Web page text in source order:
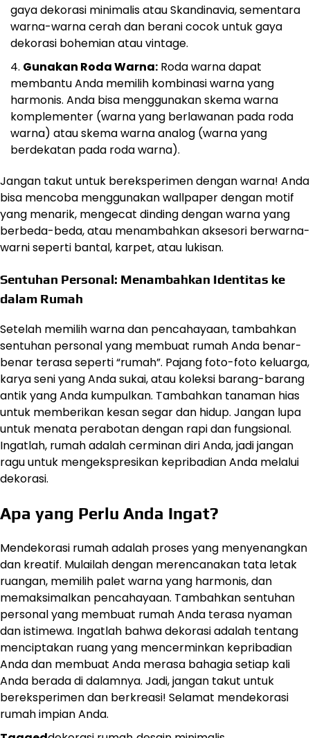
gaya dekorasi minimalis atau Skandinavia, sementara
warna-warna cerah dan berani cocok untuk gaya
dekorasi bohemian atau vintage.
Gunakan Roda Warna: Roda warna dapat
membantu Anda memilih kombinasi warna yang
harmonis. Anda bisa menggunakan skema warna
komplementer (warna yang berlawanan pada roda
warna) atau skema warna analog (warna yang
berdekatan pada roda warna).
Jangan takut untuk bereksperimen dengan warna! Anda
bisa mencoba menggunakan wallpaper dengan motif
yang menarik, mengecat dinding dengan warna yang
berbeda-beda, atau menambahkan aksesori berwarna-
warni seperti bantal, karpet, atau lukisan.
Sentuhan Personal: Menambahkan Identitas ke
dalam Rumah
Setelah memilih warna dan pencahayaan, tambahkan
sentuhan personal yang membuat rumah Anda benar-
benar terasa seperti “rumah”. Pajang foto-foto keluarga,
karya seni yang Anda sukai, atau koleksi barang-barang
antik yang Anda kumpulkan. Tambahkan tanaman hias
untuk memberikan kesan segar dan hidup. Jangan lupa
untuk menata perabotan dengan rapi dan fungsional.
Ingatlah, rumah adalah cerminan diri Anda, jadi jangan
ragu untuk mengekspresikan kepribadian Anda melalui
dekorasi.
Apa yang Perlu Anda Ingat?
Mendekorasi rumah adalah proses yang menyenangkan
dan kreatif. Mulailah dengan merencanakan tata letak
ruangan, memilih palet warna yang harmonis, dan
memaksimalkan pencahayaan. Tambahkan sentuhan
personal yang membuat rumah Anda terasa nyaman
dan istimewa. Ingatlah bahwa dekorasi adalah tentang
menciptakan ruang yang mencerminkan kepribadian
Anda dan membuat Anda merasa bahagia setiap kali
Anda berada di dalamnya. Jadi, jangan takut untuk
bereksperimen dan berkreasi! Selamat mendekorasi
rumah impian Anda.